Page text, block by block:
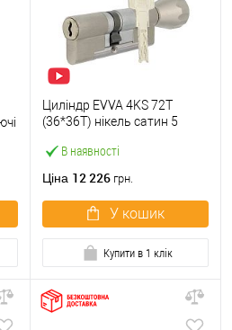
В наявності
Циліндр EVVA 4KS 72T
(36*36T) нікель сатин 5
Ціна 12 226 грн.
У кошик
Купити в 1 клік